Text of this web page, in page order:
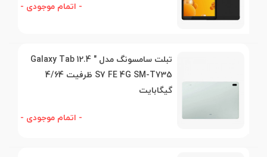
- اتمام موجودی -
تبلت سامسونگ مدل " 12.4 Galaxy Tab
S7 FE 4G SM-T735 ظرفیت 4/64
گیگابایت
- اتمام موجودی -